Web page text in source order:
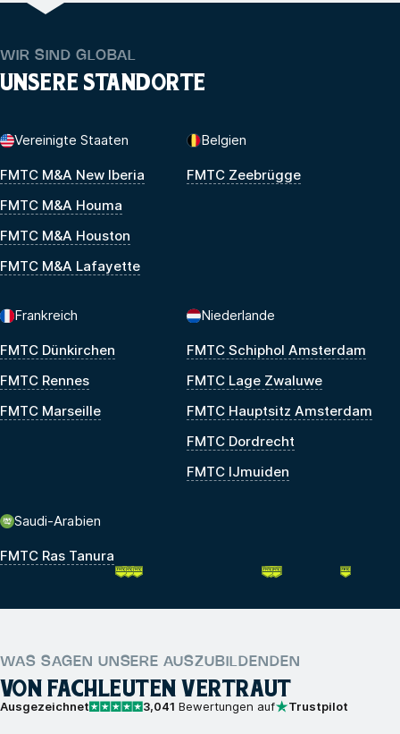
WIR SIND GLOBAL
UNSERE STANDORTE
Vereinigte Staaten
FMTC M&A New Iberia
FMTC M&A Houma
FMTC M&A Houston
FMTC M&A Lafayette
Belgien
FMTC Zeebrügge
Frankreich
FMTC Dünkirchen
FMTC Rennes
FMTC Marseille
Niederlande
FMTC Schiphol Amsterdam
FMTC Lage Zwaluwe
FMTC Hauptsitz Amsterdam
FMTC Dordrecht
FMTC IJmuiden
Saudi-Arabien
FMTC Ras Tanura
WAS SAGEN UNSERE AUSZUBILDENDEN
VON FACHLEUTEN VERTRAUT
Ausgezeichnet 3,041 Bewertungen auf Trustpilot